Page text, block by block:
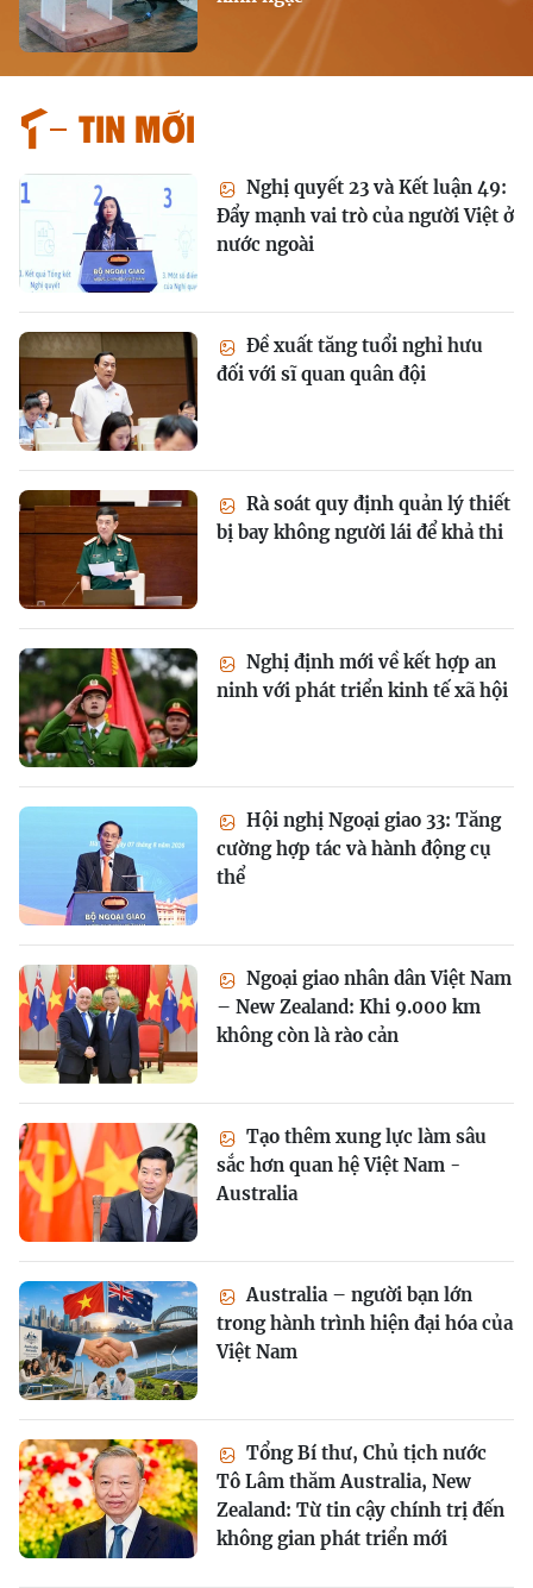
Tin mới
Nghị quyết 23 và Kết luận 49:
Đẩy mạnh vai trò của người Việt ở
nước ngoài
Đề xuất tăng tuổi nghỉ hưu
đối với sĩ quan quân đội
Rà soát quy định quản lý thiết
bị bay không người lái để khả thi
Nghị định mới về kết hợp an
ninh với phát triển kinh tế xã hội
Hội nghị Ngoại giao 33: Tăng
cường hợp tác và hành động cụ
thể
Ngoại giao nhân dân Việt Nam
– New Zealand: Khi 9.000 km
không còn là rào cản
Tạo thêm xung lực làm sâu
sắc hơn quan hệ Việt Nam -
Australia
Australia – người bạn lớn
trong hành trình hiện đại hóa của
Việt Nam
Tổng Bí thư, Chủ tịch nước
Tô Lâm thăm Australia, New
Zealand: Từ tin cậy chính trị đến
không gian phát triển mới